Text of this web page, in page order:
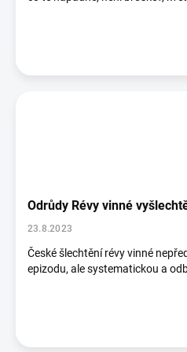
Odrůdy Révy vinné
23.8.2023
České šlechtění révy vinné
epizodu, ale systematickou a